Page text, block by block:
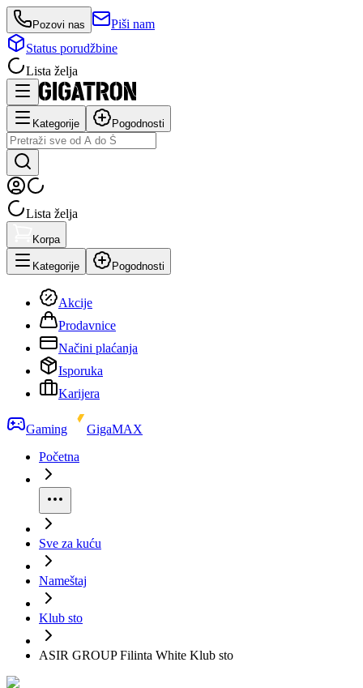
Pozovi nas
Piši nam
Status porudžbine
Lista želja
Kategorije Pogodnosti
Lista želja
Korpa
Kategorije Pogodnosti
Akcije
Prodavnice
Načini plaćanja
Isporuka
Karijera
Gaming
GigaMAX
Početna
Sve za kuću
Nameštaj
Klub sto
ASIR GROUP Filinta White Klub sto